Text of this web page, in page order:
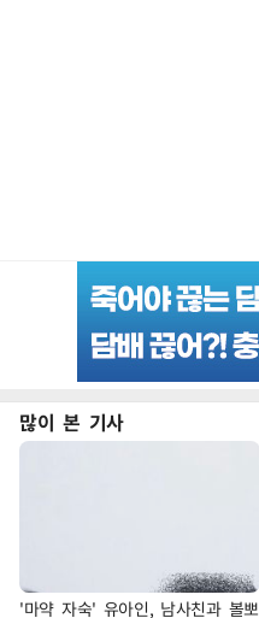
많이 본 기사
'마약 자숙' 유아인, 남사친과 볼뽀